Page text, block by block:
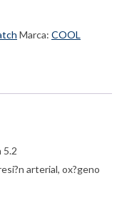
Marca: COOL
5.2
arterial, ox?geno